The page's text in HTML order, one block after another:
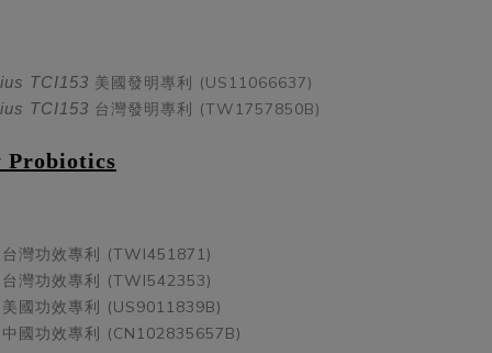
TCI153 美國發明專利 (US11066637)
TCI153 台灣發明專利 (TW1757850B)
Probiotics
台灣功效專利 (TWI451871)
台灣功效專利 (TWI542353)
美國功效專利 (US9011839B)
中國功效專利 (CN102835657B)